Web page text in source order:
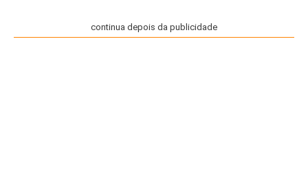
continua depois da publicidade